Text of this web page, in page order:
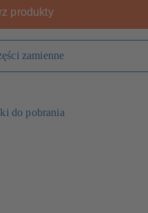
produkty
zamienne
do pobrania